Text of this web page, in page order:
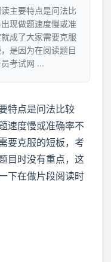
主要特点是问法比
现做题速度慢或准
成了大家需要克服
是因为在阅读题目
考试网 ...
点是问法比较
速度慢或准确率不
要克服的短板，考
目时没有重点，这
下在做片段阅读时